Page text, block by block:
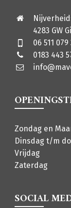
4283 GW
06 511 079
0183 443
Zondag en
Dinsdag t/m
Vrijdag
Zaterdag
SOCIAL